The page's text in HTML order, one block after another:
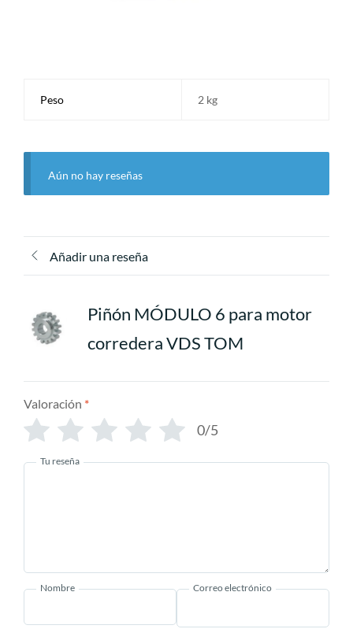
Peso 2 kg
Aún no hay reseñas
Añadir una reseña
Piñón MÓDULO 6 para motor
corredera VDS TOM
Valoración *
0/5
Tu reseña
Nombre Correo electrónico